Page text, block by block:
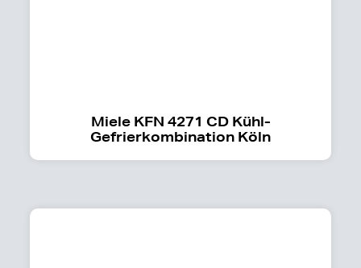
Miele KFN 4271 CD Kühl-
Gefrierkombination Köln